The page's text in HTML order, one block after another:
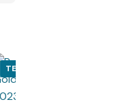
TELEVISIÓN